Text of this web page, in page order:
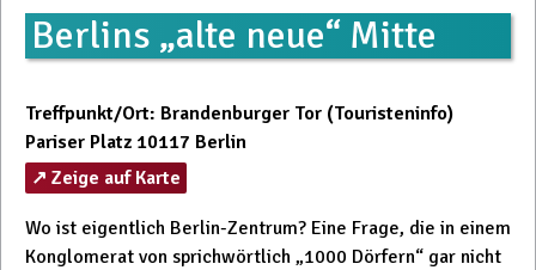
Berlins „alte neue“ Mitte
Treffpunkt/Ort: Brandenburger Tor (Touristeninfo)
Pariser Platz 10117 Berlin
↗ Zeige auf Karte
Wo ist eigentlich Berlin-Zentrum? Eine Frage, die in einem
Konglomerat von sprichwörtlich „1000 Dörfern“ gar nicht